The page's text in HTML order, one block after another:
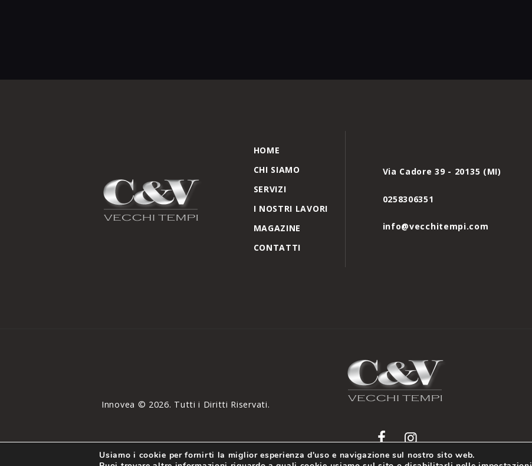
HOME
CHI SIAMO
SERVIZI
I NOSTRI LAVORI
MAGAZINE
CONTATTI
Via Cadore 39 - 20135 (MI)
0258306351
info@vecchitempi.com
Innovea © 2026. Tutti i Diritti Riservati.
Usiamo i cookie per fornirti la miglior esperienza d'uso e navigazione sul nostro sito web.